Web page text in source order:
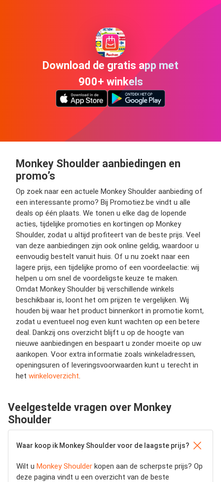
Download de gratis app met
900+ winkels
Monkey Shoulder aanbiedingen en
promo’s
Op zoek naar een actuele Monkey Shoulder aanbieding of
een interessante promo? Bij Promotiez.be vindt u alle
deals op één plaats. We tonen u elke dag de lopende
acties, tijdelijke promoties en kortingen op Monkey
Shoulder, zodat u altijd profiteert van de beste prijs. Veel
van deze aanbiedingen zijn ook online geldig, waardoor u
eenvoudig bestelt vanuit huis. Of u nu zoekt naar een
lagere prijs, een tijdelijke promo of een voordeelactie: wij
helpen u om snel de voordeligste keuze te maken.
Omdat Monkey Shoulder bij verschillende winkels
beschikbaar is, loont het om prijzen te vergelijken. Wij
houden bij waar het product binnenkort in promotie komt,
zodat u eventueel nog even kunt wachten op een betere
deal. Dankzij ons overzicht blijft u op de hoogte van
nieuwe aanbiedingen en bespaart u zonder moeite op uw
aankopen. Voor extra informatie zoals winkeladressen,
openingsuren of leveringsvoorwaarden kunt u terecht in
het winkeloverzicht
Veelgestelde vragen over Monkey
Shoulder
Waar koop ik Monkey Shoulder voor de laagste prijs?
Wilt u Monkey Shoulder kopen aan de scherpste prijs? Op
deze pagina vindt u een overzicht van de beste